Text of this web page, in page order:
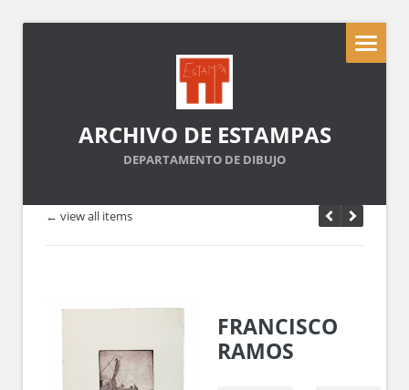
ARCHIVO DE ESTAMPAS
DEPARTAMENTO DE DIBUJO
← view all items
FRANCISCO
RAMOS